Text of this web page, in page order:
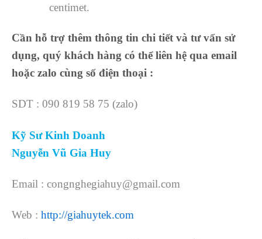
centimet.
Cần hỗ trợ thêm thông tin chi tiết và tư vấn sử
dụng, quý khách hàng có thể liên hệ qua email
hoặc zalo cùng số điện thoại :
SDT : 090 819 58 75 (zalo)
Kỹ Sư Kinh Doanh
Nguyễn Vũ Gia Huy
Email : congnghegiahuy@gmail.com
Web : http://giahuytek.com